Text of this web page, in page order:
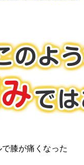
膝が痛くなった